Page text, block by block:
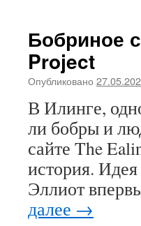
Бобриное
Project
Опубликовано
В Илинге,
ли бобры и
сайте The
история.
Эллиот
далее →